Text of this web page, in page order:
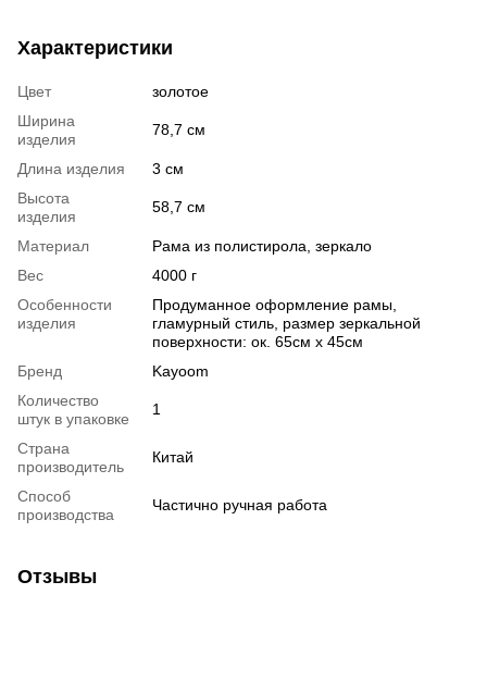
Характеристики
Цвет
золотое
Ширина
изделия
78,7 см
Длина изделия
3 см
Высота
изделия
58,7 см
Материал
Рама из полистирола, зеркало
Вес
4000 г
Особенности
изделия
Продуманное оформление рамы,
гламурный стиль, размер зеркальной
поверхности: ок. 65см х 45см
Бренд
Kayoom
Количество
штук в упаковке
1
Страна
производитель
Китай
Способ
производства
Частично ручная работа
Отзывы